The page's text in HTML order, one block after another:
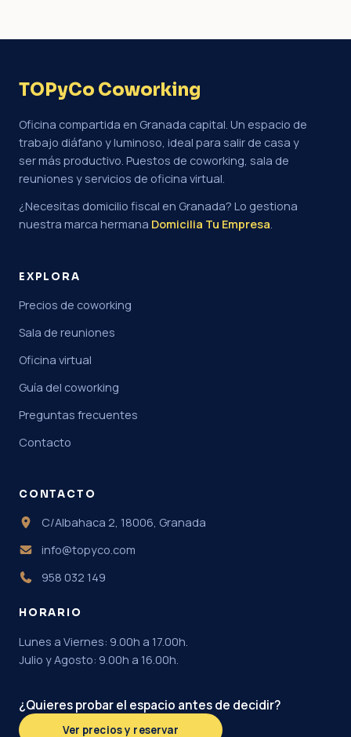
TOPyCo Coworking
Oficina compartida en Granada capital. Un espacio de
trabajo diáfano y luminoso, ideal para salir de casa y
ser más productivo. Puestos de coworking, sala de
reuniones y servicios de oficina virtual.
¿Necesitas domicilio fiscal en Granada? Lo gestiona
nuestra marca hermana Domicilia Tu Empresa.
EXPLORA
Precios de coworking
Sala de reuniones
Oficina virtual
Guía del coworking
Preguntas frecuentes
Contacto
CONTACTO
C/Albahaca 2, 18006, Granada
info@topyco.com
958 032 149
HORARIO
Lunes a Viernes: 9.00h a 17.00h.
Julio y Agosto: 9.00h a 16.00h.
¿Quieres probar el espacio antes de decidir?
Ver precios y reservar